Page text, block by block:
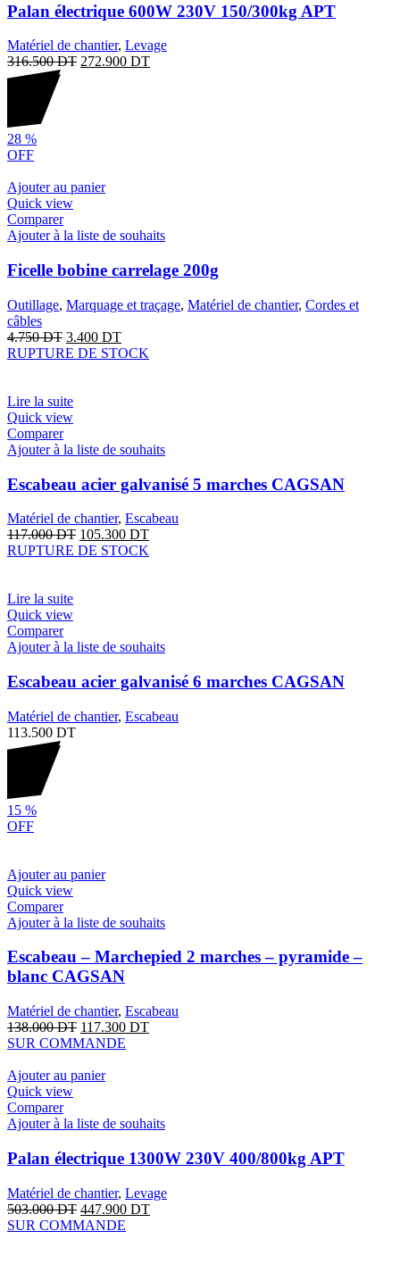
Palan électrique 600W 230V 150/300kg APT
Matériel de chantier, Levage
316.500DT 272.900 DT
28 %
OFF
Ajouter au panier
Quick view
Comparer
Ajouter à la liste de souhaits
Ficelle bobine carrelage 200g
Outillage, Marquage et traçage, Matériel de chantier, Cordes et
câbles
4.750DT 3.400 DT
RUPTURE DE STOCK
Lire la suite
Quick view
Comparer
Ajouter à la liste de souhaits
Escabeau acier galvanisé 5 marches CAGSAN
Matériel de chantier, Escabeau
117.000DT 105.300 DT
RUPTURE DE STOCK
Lire la suite
Quick view
Comparer
Ajouter à la liste de souhaits
Escabeau acier galvanisé 6 marches CAGSAN
Matériel de chantier, Escabeau
113.500 DT
15 %
OFF
Ajouter au panier
Quick view
Comparer
Ajouter à la liste de souhaits
Escabeau – Marchepied 2 marches – pyramide –
blanc CAGSAN
Matériel de chantier, Escabeau
138.000DT 117.300 DT
SUR COMMANDE
Ajouter au panier
Quick view
Comparer
Ajouter à la liste de souhaits
Palan électrique 1300W 230V 400/800kg APT
Matériel de chantier, Levage
503.000DT 447.900 DT
SUR COMMANDE